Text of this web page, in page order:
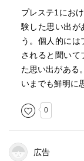
プレステ1にお
験した思い出が
う。個人的に
されると聞いて
た思い出がある
いまでも鮮明に
0
広告